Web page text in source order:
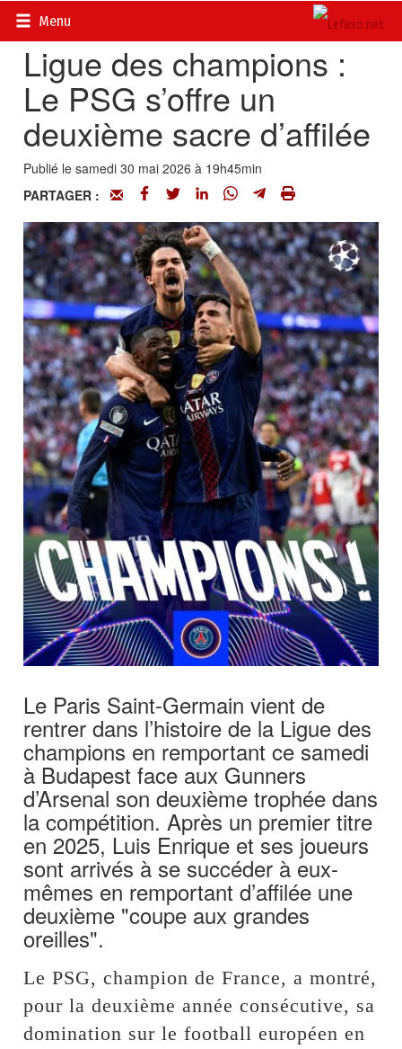
Menu
Accueil>
Ligue des champions :
Le PSG s’offre un
deuxième sacre d’affilée
Publié le samedi 30 mai 2026 à 19h45min
PARTAGER :
Le Paris Saint-Germain vient de
rentrer dans l’histoire de la Ligue des
champions en remportant ce samedi
à Budapest face aux Gunners
d’Arsenal son deuxième trophée dans
la compétition. Après un premier titre
en 2025, Luis Enrique et ses joueurs
sont arrivés à se succéder à eux-
mêmes en remportant d’affilée une
deuxième "coupe aux grandes
oreilles".
Le PSG, champion de France, a montré,
pour la deuxième année consécutive, sa
domination sur le football européen en